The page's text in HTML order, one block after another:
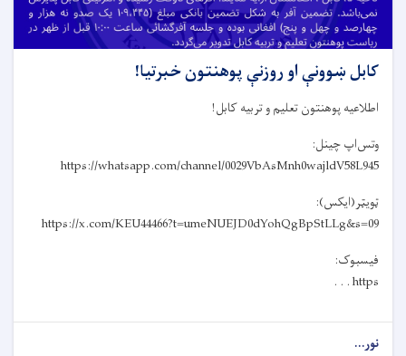
کابل ښوونې او روزنې پوهنتون خبرتیا!
اطلاعیه پوهنتون تعلیم و تربیه کابل!
وتس‌اپ چینل:
https://whatsapp.com/channel/0029VbAsMnh0wajldV58L945
ټویټر(ایکس):
https://x.com/KEU44466?t=umeNUEJD0dYohQgBpStLLg&s=09
فیسبوک:
https . . .
نور...